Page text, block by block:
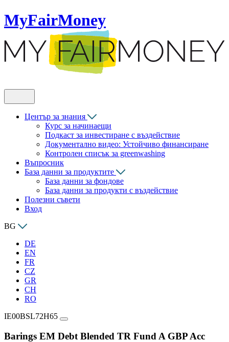
MyFairMoney
Център за знания
Курс за начинаещи
Подкаст за инвестиране с въздействие
Документално видео: Устойчиво финансиране
Контролен списък за greenwashing
Въпросник
База данни за продуктите
База данни за фондове
База данни за продукти с въздействие
Полезни съвети
Вход
BG
DE
EN
FR
CZ
GR
CH
RO
IE00BSL72H65
Barings EM Debt Blended TR Fund A GBP Acc